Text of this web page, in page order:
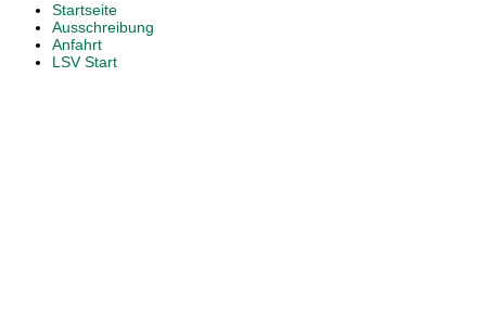
Startseite
Ausschreibung
Anfahrt
LSV Start